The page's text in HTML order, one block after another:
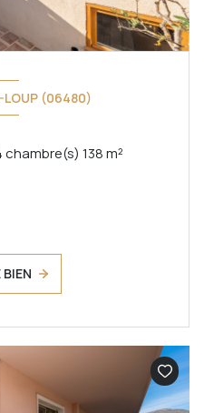
LOUP (06480)
Maison 5 pièce(s) 4 chambre(s) 138 m²
BIEN